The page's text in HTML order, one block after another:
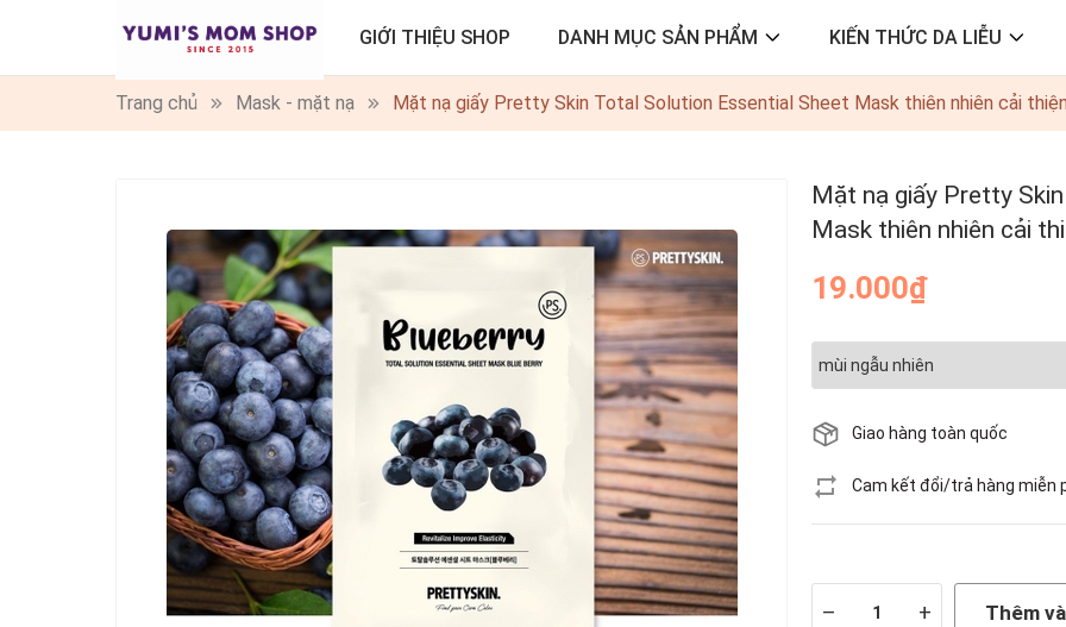
GIỚI THIỆU SHOP DANH MỤC SẢN PHẨM KIẾN THỨC DA LIỄU
Trang chủ Mask - mặt nạ Mặt nạ giấy Pretty Skin Total Solution Essential Sheet Mask thiên nhiên cải
Mặt nạ giấy Pretty
Mask thiên nhiên cải
19.000₫
Giao hàng toàn quốc
Cam kết đổi/trả hàng miễn
– + Thêm